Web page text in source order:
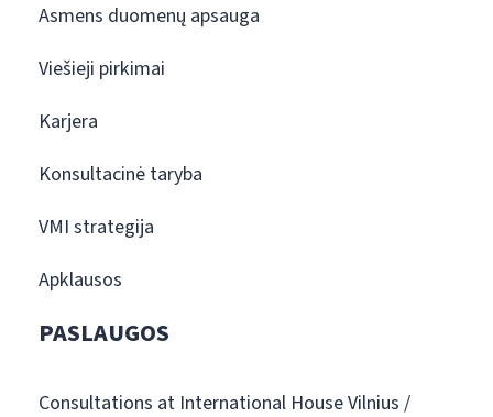
Asmens duomenų apsauga
Viešieji pirkimai
Karjera
Konsultacinė taryba
VMI strategija
Apklausos
PASLAUGOS
Consultations at International House Vilnius /